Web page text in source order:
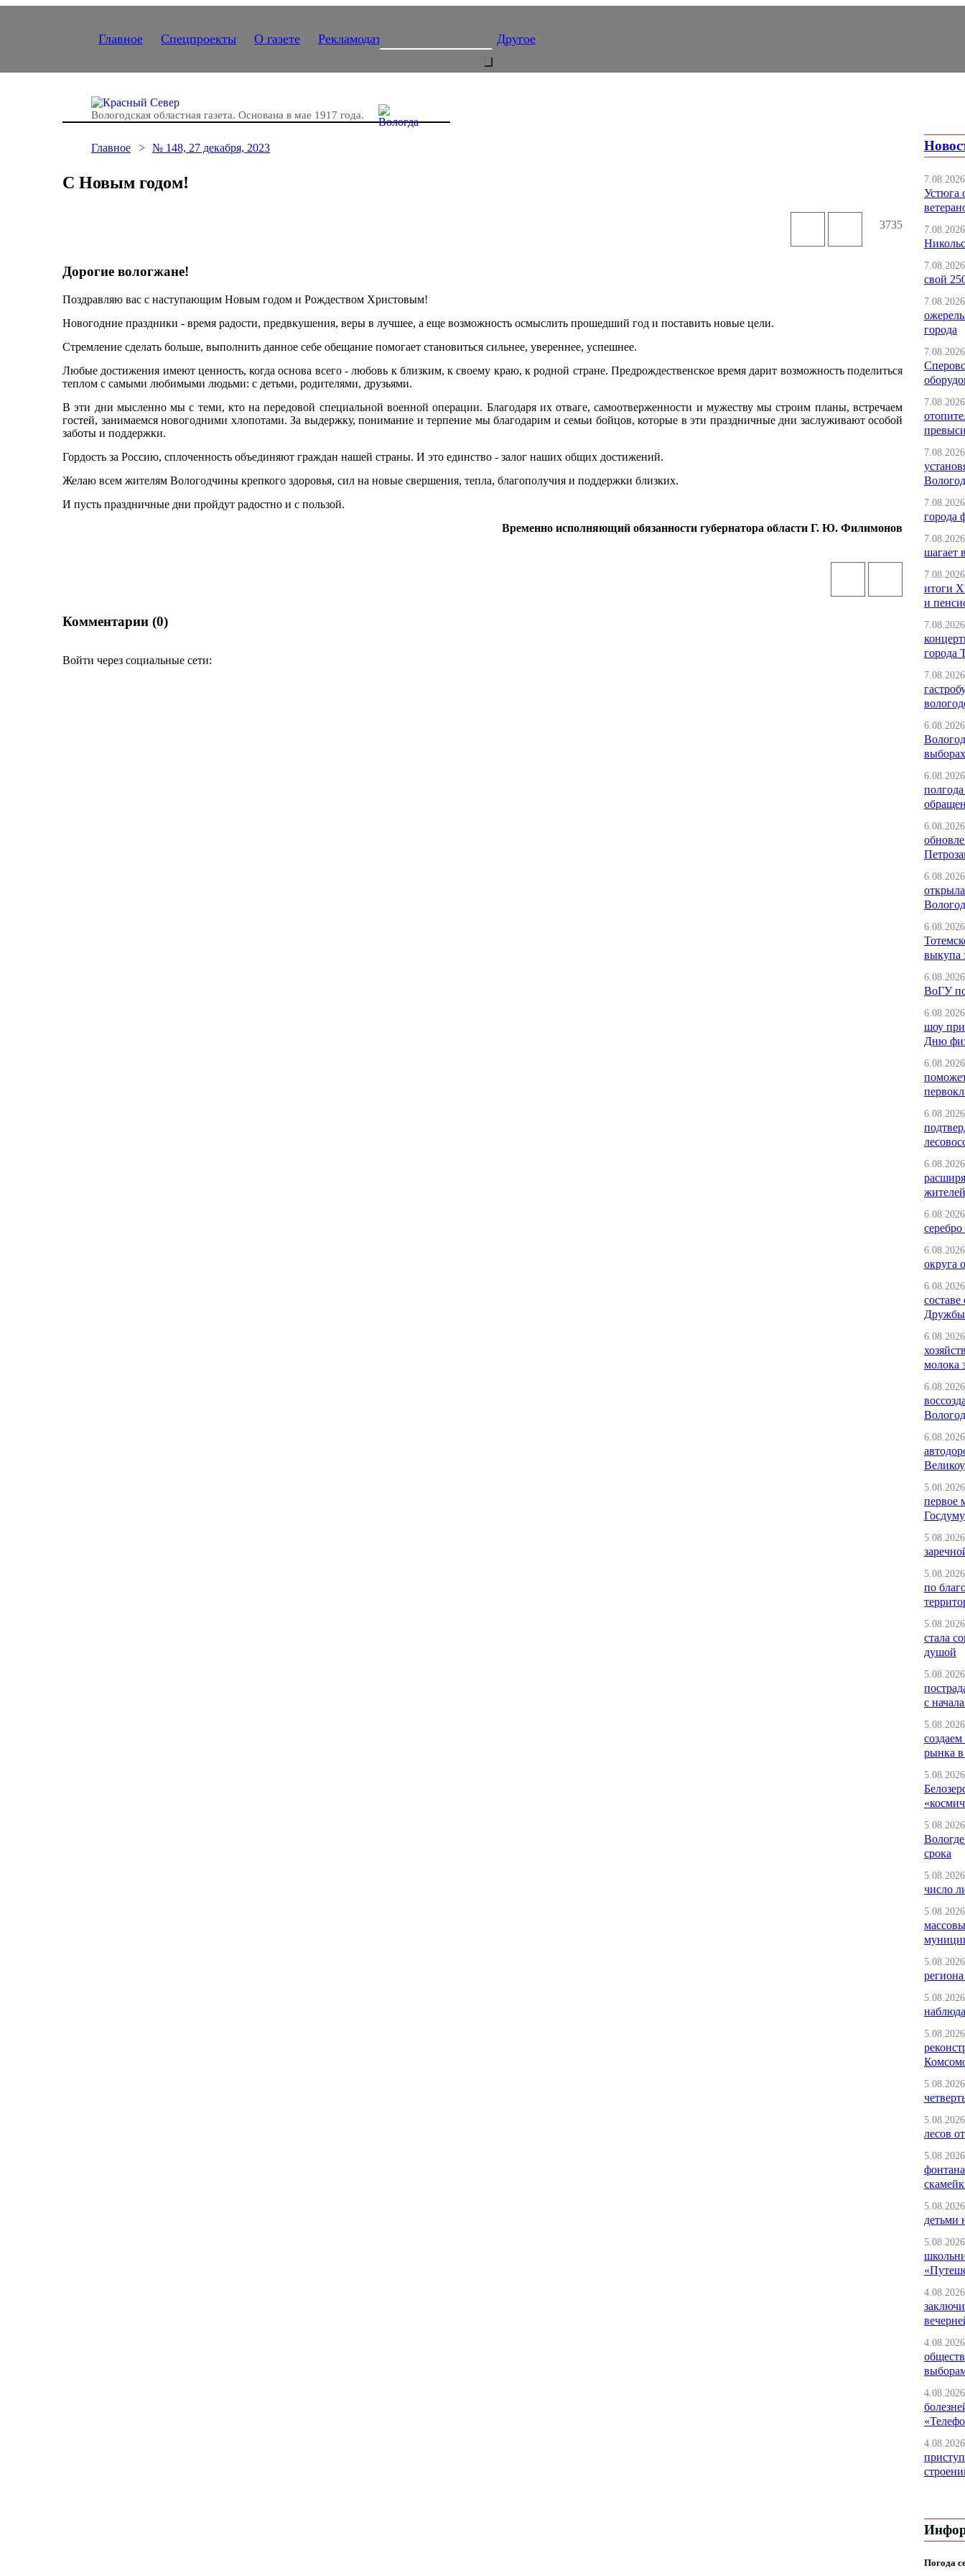
Главное Спецпроекты О газете Рекламодателям Другое
Вологодская областная газета. Основана в мае 1917 года.
Главное № 148, 27 декабря, 2023
С Новым годом!
3735
Дорогие вологжане!
Поздравляю вас с наступающим Новым годом и Рождеством Христовым!
Новогодние праздники - время радости, предвкушения, веры в лучшее, а еще возможность осмыслить прошедший год и поставить новые цели.
Стремление сделать больше, выполнить данное себе обещание помогает становиться сильнее, увереннее, успешнее.
Любые достижения имеют ценность, когда основа всего - любовь к близким, к своему краю, к родной стране. Предрождественское время дарит возможность поделиться
теплом с самыми любимыми людьми: с детьми, родителями, друзьями.
В эти дни мысленно мы с теми, кто на передовой специальной военной операции. Благодаря их отваге, самоотверженности и мужеству мы строим планы, встречаем
гостей, занимаемся новогодними хлопотами. За выдержку, понимание и терпение мы благодарим и семьи бойцов, которые в эти праздничные дни заслуживают особой
заботы и поддержки.
Гордость за Россию, сплоченность объединяют граждан нашей страны. И это единство - залог наших общих достижений.
Желаю всем жителям Вологодчины крепкого здоровья, сил на новые свершения, тепла, благополучия и поддержки близких.
И пусть праздничные дни пройдут радостно и с пользой.
Временно исполняющий обязанности губернатора области Г. Ю. Филимонов
Комментарии (0)
Войти через социальные сети:
Устюга
свой
города
города
шагает
итоги
и
города
выборах
выкупа
ВоГУ
шоу
Дню
округа
молока
первое
Госдуму
по
стала
душой
с
рынка в
срока
число
лесов
детьми
Погода